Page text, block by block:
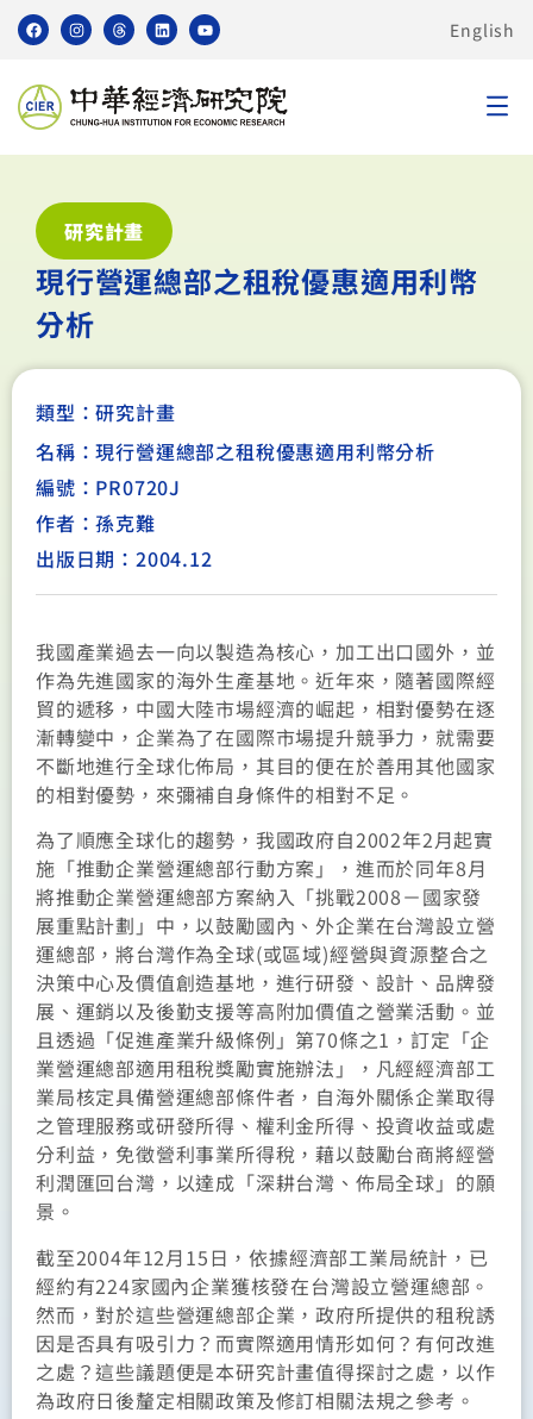
English
研究計畫
現行營運總部之租稅優惠適用利幣
分析
類型：研究計畫
名稱：現行營運總部之租稅優惠適用利幣分析
編號：PR0720J
作者：孫克難
出版日期：2004.12
我國產業過去一向以製造為核心，加工出口國外，並
作為先進國家的海外生產基地。近年來，隨著國際經
貿的遞移，中國大陸市場經濟的崛起，相對優勢在逐
漸轉變中，企業為了在國際市場提升競爭力，就需要
不斷地進行全球化佈局，其目的便在於善用其他國家
的相對優勢，來彌補自身條件的相對不足。
為了順應全球化的趨勢，我國政府自2002年2月起實
施「推動企業營運總部行動方案」，進而於同年8月
將推動企業營運總部方案納入「挑戰2008－國家發
展重點計劃」中，以鼓勵國內、外企業在台灣設立營
運總部，將台灣作為全球(或區域)經營與資源整合之
決策中心及價值創造基地，進行研發、設計、品牌發
展、運銷以及後勤支援等高附加價值之營業活動。並
且透過「促進產業升級條例」第70條之1，訂定「企
業營運總部適用租稅獎勵實施辦法」，凡經經濟部工
業局核定具備營運總部條件者，自海外關係企業取得
之管理服務或研發所得、權利金所得、投資收益或處
分利益，免徵營利事業所得稅，藉以鼓勵台商將經營
利潤匯回台灣，以達成「深耕台灣、佈局全球」的願
景。
截至2004年12月15日，依據經濟部工業局統計，已
經約有224家國內企業獲核發在台灣設立營運總部。
然而，對於這些營運總部企業，政府所提供的租稅誘
因是否具有吸引力？而實際適用情形如何？有何改進
之處？這些議題便是本研究計畫值得探討之處，以作
為政府日後釐定相關政策及修訂相關法規之參考。